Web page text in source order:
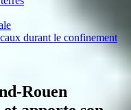
durant le confinement
Rouen